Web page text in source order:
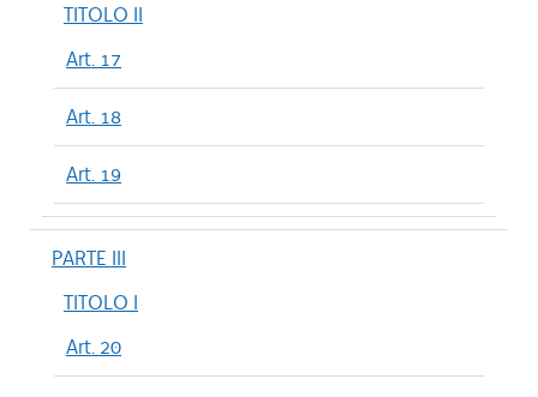
TITOLO II
Art. 17
Art. 18
Art. 19
PARTE III
TITOLO I
Art. 20